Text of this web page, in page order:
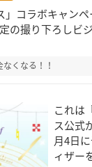
」コラボキャン
の撮り下ろしビ
くなる！！
これは
ス公式
月4日
ィザー